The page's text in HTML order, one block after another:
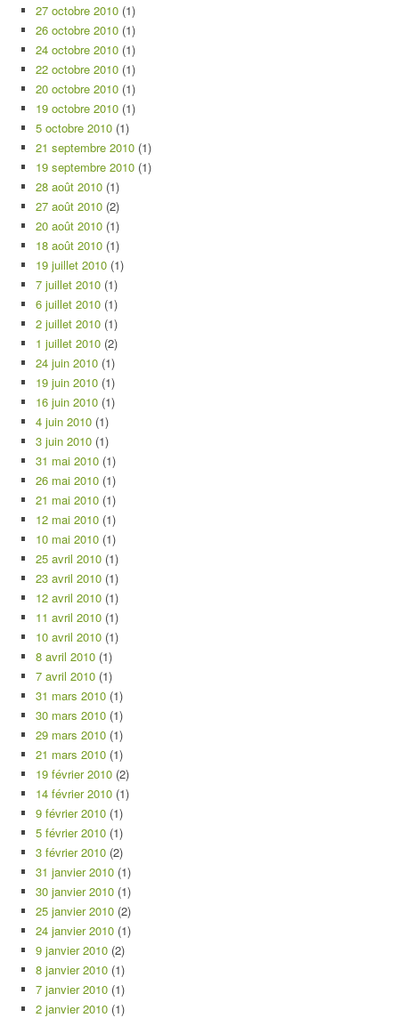
27 octobre 2010 (1)
26 octobre 2010 (1)
24 octobre 2010 (1)
22 octobre 2010 (1)
20 octobre 2010 (1)
19 octobre 2010 (1)
5 octobre 2010 (1)
21 septembre 2010 (1)
19 septembre 2010 (1)
28 août 2010 (1)
27 août 2010 (2)
20 août 2010 (1)
18 août 2010 (1)
19 juillet 2010 (1)
7 juillet 2010 (1)
6 juillet 2010 (1)
2 juillet 2010 (1)
1 juillet 2010 (2)
24 juin 2010 (1)
19 juin 2010 (1)
16 juin 2010 (1)
4 juin 2010 (1)
3 juin 2010 (1)
31 mai 2010 (1)
26 mai 2010 (1)
21 mai 2010 (1)
12 mai 2010 (1)
10 mai 2010 (1)
25 avril 2010 (1)
23 avril 2010 (1)
12 avril 2010 (1)
11 avril 2010 (1)
10 avril 2010 (1)
8 avril 2010 (1)
7 avril 2010 (1)
31 mars 2010 (1)
30 mars 2010 (1)
29 mars 2010 (1)
21 mars 2010 (1)
19 février 2010 (2)
14 février 2010 (1)
9 février 2010 (1)
5 février 2010 (1)
3 février 2010 (2)
31 janvier 2010 (1)
30 janvier 2010 (1)
25 janvier 2010 (2)
24 janvier 2010 (1)
9 janvier 2010 (2)
8 janvier 2010 (1)
7 janvier 2010 (1)
2 janvier 2010 (1)